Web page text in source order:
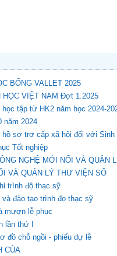
BỔNG VALLET 2025
HỌC VIỆT NAM Đợt 1.2025
tập từ HK2 năm học 2024-
năm 2024
sơ trợ cấp xã hội đối với Sinh
Tốt nghiệp
NGHỆ MỚI NỔI VÀ QUẢN
VÀ QUẢN LÝ THƯ VIỆN SỐ
trình độ thạc sỹ
đào tạo trình đọ thạc sỹ
mượn lễ phục
lần thứ I
đồ chỗ ngồi - phiếu dự lễ
CỦA